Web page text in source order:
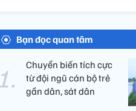
Bạn đọc quan tâm
Chuyển biến tích cực
từ đội ngũ cán bộ trẻ
gần dân, sát dân